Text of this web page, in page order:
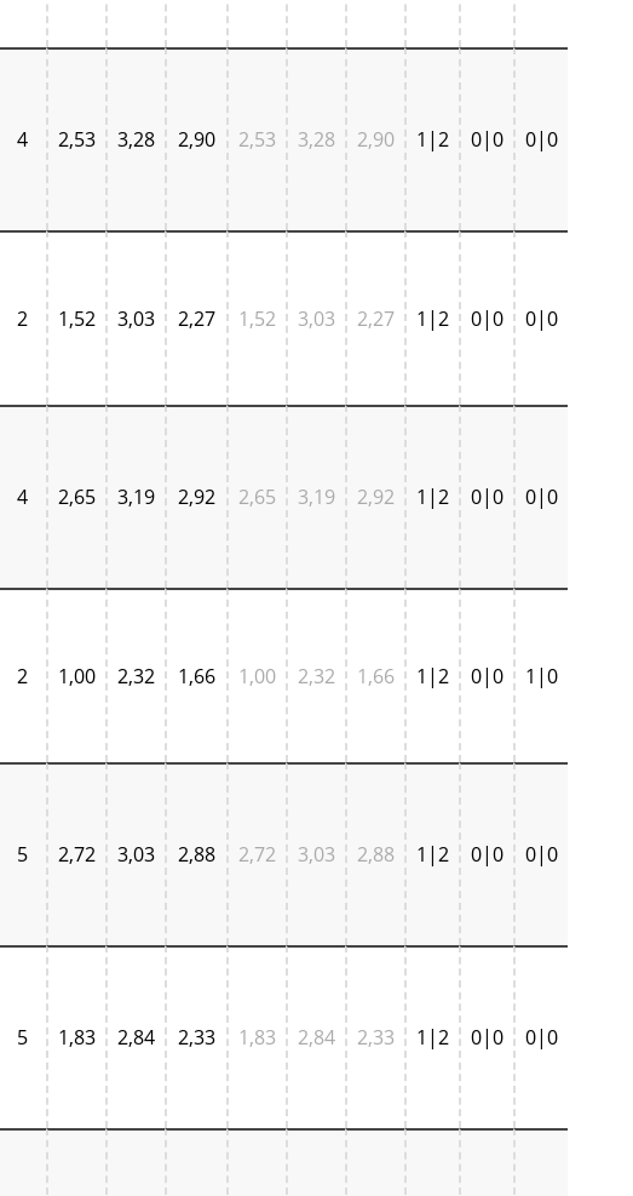
4 2,53 3,28 2,90 2,53 3,28 2,90 1|2 0|0 0|0
2 1,52 3,03 2,27 1,52 3,03 2,27 1|2 0|0 0|0
4 2,65 3,19 2,92 2,65 3,19 2,92 1|2 0|0 0|0
2 1,00 2,32 1,66 1,00 2,32 1,66 1|2 0|0 1|0
5 2,72 3,03 2,88 2,72 3,03 2,88 1|2 0|0 0|0
5 1,83 2,84 2,33 1,83 2,84 2,33 1|2 0|0 0|0